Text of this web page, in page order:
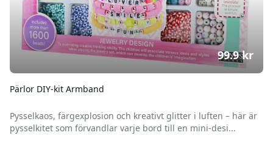
Pärlor DIY-kit Armband
Pysselkaos, färgexplosion och kreativt glitter i luften – här är
pysselkitet som förvandlar varje bord till en mini-desi...
99.9kr